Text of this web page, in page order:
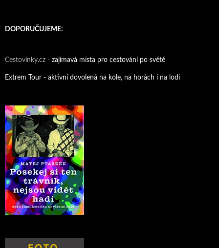
DOPORUČUJEME:
Cestovinky.cz - zajímavá místa pro cestování po světě
Extrem Tour - aktivní dovolená na kole, na horách i na lodi